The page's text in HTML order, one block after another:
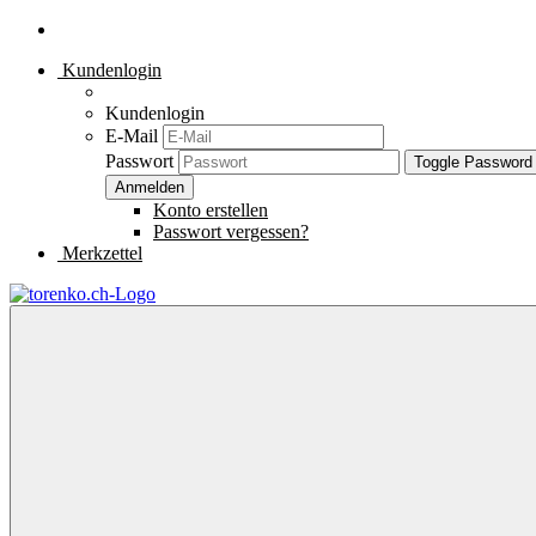
Kundenlogin
Kundenlogin
E-Mail
Passwort
Toggle
Konto erstellen
Passwort vergessen?
Merkzettel